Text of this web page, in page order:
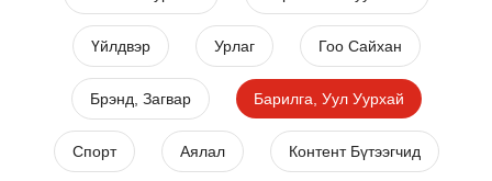
Үйлдвэр Урлаг Гоо Сайхан
Брэнд, Загвар Барилга, Уул Уурхай
Спорт Аялал Контент Бүтээгчид